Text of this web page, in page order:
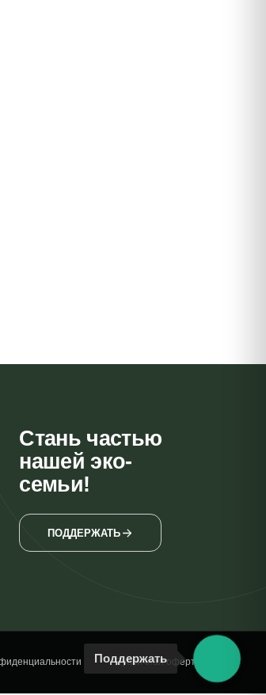
Стань частью
нашей эко-
семьи!
ПОДДЕРЖАТЬ
Публичная оферта
Поддержать